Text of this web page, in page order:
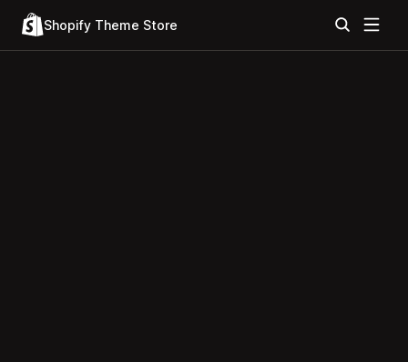
Shopify Theme Store